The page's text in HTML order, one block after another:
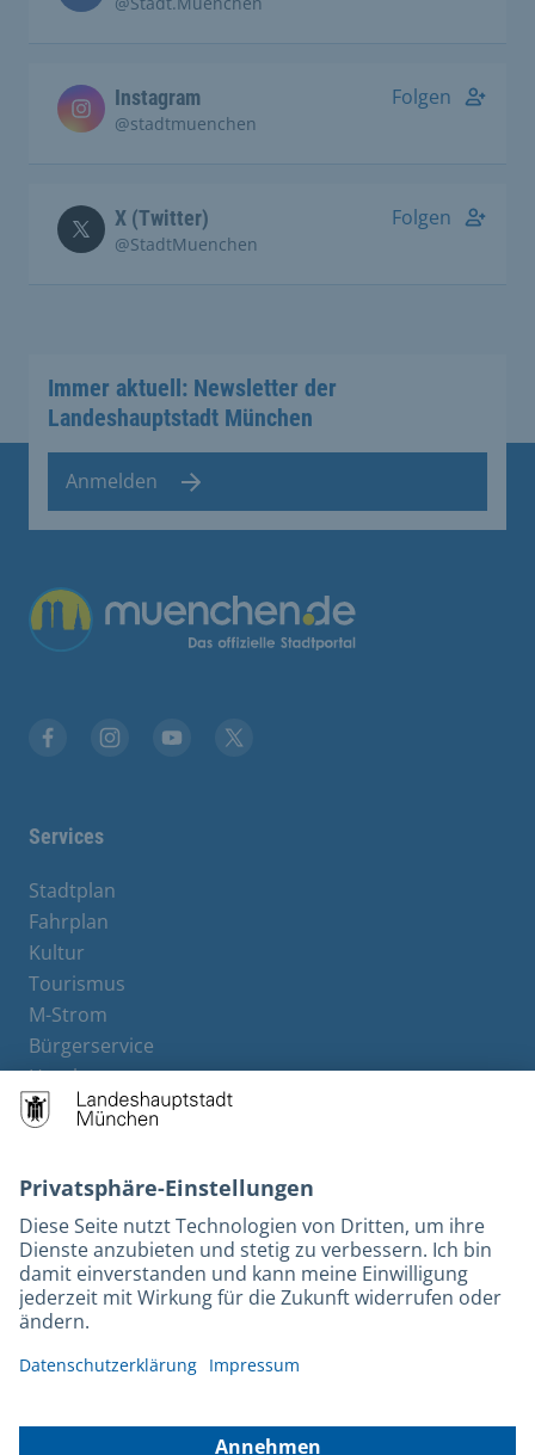
Instagram
@stadtmuenchen
Folgen
X (Twitter)
@StadtMuenchen
Folgen
Immer aktuell: Newsletter der
Landeshauptstadt München
Anmelden
Übergreifende Links
Services
Stadtplan
Fahrplan
Kultur
Tourismus
M-Strom
Bürgerservice
Hotels
Barrierefreiheit
Leichte Sprache
Gebärdensprache
Datenschutz
Impressum